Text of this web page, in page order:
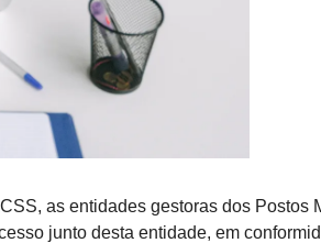
as entidades gestoras dos Postos
junto desta entidade, em